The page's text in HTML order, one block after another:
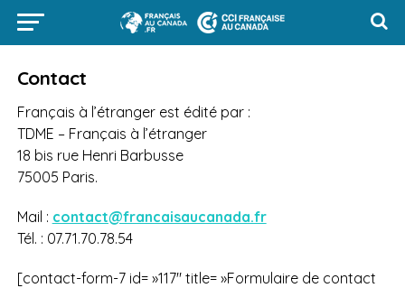
Contact
Français à l’étranger est édité par :
TDME – Français à l’étranger
18 bis rue Henri Barbusse
75005 Paris.
Mail : contact@francaisaucanada.fr
Tél. : 07.71.70.78.54
[contact-form-7 id= »117″ title= »Formulaire de contact